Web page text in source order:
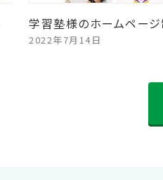
学習塾様のホームペー
2022年7月14日